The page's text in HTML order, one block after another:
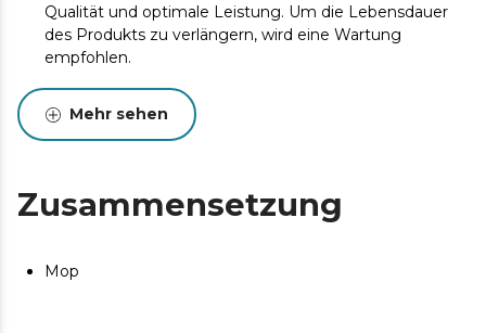
Qualität und optimale Leistung. Um die Lebensdauer
des Produkts zu verlängern, wird eine Wartung
empfohlen.
Mehr sehen
Zusammensetzung
Mop